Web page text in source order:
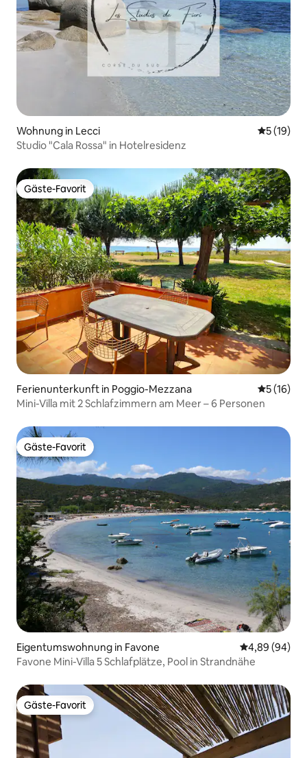
Wohnung in Lecci
5 (19)
Studio "Cala Rossa" in Hotelresidenz
Gäste-Favorit
Gäste-Favorit
Ferienunterkunft in Poggio-Mezzana
5 (16)
Mini-Villa mit 2 Schlafzimmern am Meer – 6 Personen
Gäste-Favorit
Gäste-Favorit
Eigentumswohnung in Favone
4,89 (94)
Favone Mini-Villa 5 Schlafplätze, Pool in Strandnähe
Gäste-Favorit
Gäste-Favorit